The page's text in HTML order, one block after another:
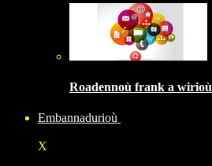
Roadennoù frank a wirioù
Embannadurioù
X